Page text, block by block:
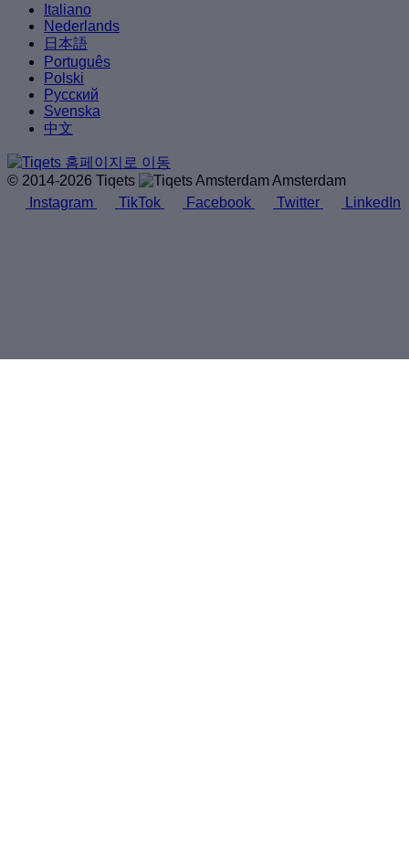
Italiano
Nederlands
日本語
Português
Polski
Русский
Svenska
中文
© 2014-2026 Tiqets
Amsterdam
Instagram
TikTok Facebook Twitter LinkedIn